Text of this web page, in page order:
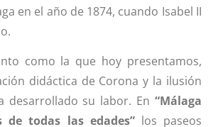
en el año de 1874, cuando Isabel II
como la que hoy presentamos,
didáctica de Corona y la ilusión
desarrollado su labor. En “Málaga
de todas las edades”los paseos